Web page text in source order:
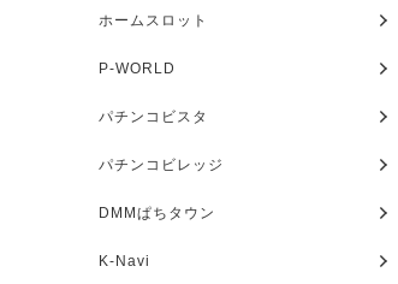
ホームスロット
P-WORLD
パチンコビスタ
パチンコビレッジ
DMMぱちタウン
K-Navi